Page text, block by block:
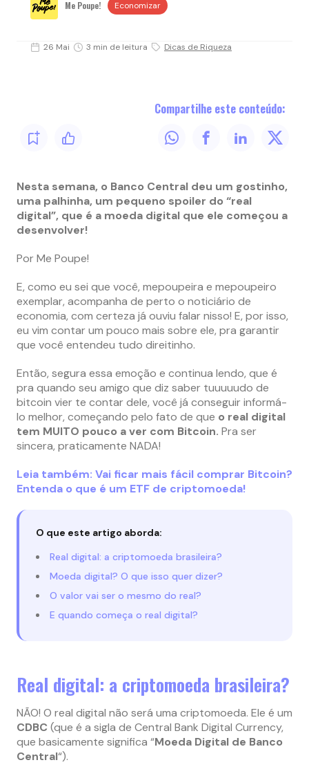
Me Poupe! Economizar
26 Mai 3 min de leitura Dicas de Riqueza
Compartilhe este conteúdo:
Nesta semana, o Banco Central deu um gostinho,
uma palhinha, um pequeno spoiler do “real
digital”, que é a moeda digital que ele começou a
desenvolver!
Por Me Poupe!
E, como eu sei que você, mepoupeira e mepoupeiro
exemplar, acompanha de perto o noticiário de
economia, com certeza já ouviu falar nisso! E, por isso,
eu vim contar um pouco mais sobre ele, pra garantir
que você entendeu tudo direitinho.
Então, segura essa emoção e continua lendo, que é
pra quando seu amigo que diz saber tuuuuudo de
bitcoin vier te contar dele, você já conseguir informá-
lo melhor, começando pelo fato de que o real digital
tem MUITO pouco a ver com Bitcoin. Pra ser
sincera, praticamente NADA!
Leia também: Vai ficar mais fácil comprar Bitcoin?
Entenda o que é um ETF de criptomoeda!
O que este artigo aborda:
Real digital: a criptomoeda brasileira?
Moeda digital? O que isso quer dizer?
O valor vai ser o mesmo do real?
E quando começa o real digital?
Real digital: a criptomoeda brasileira?
NÃO! O real digital não será uma criptomoeda. Ele é um
CDBC (que é a sigla de Central Bank Digital Currency,
que basicamente significa “Moeda Digital de Banco
Central“).